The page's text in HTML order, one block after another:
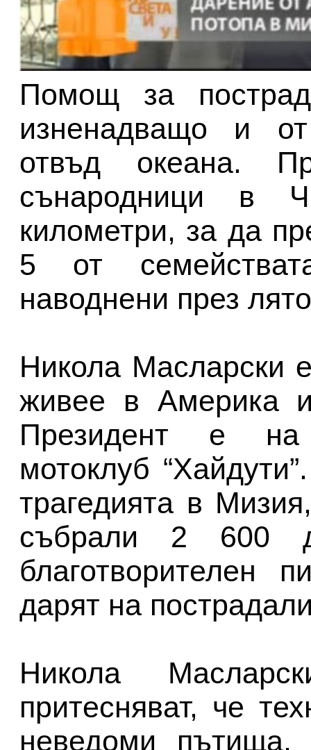
Помощ за
изненадващо и
отвъд океана.
сънародници в
километри, за да
5 от
наводнени през
Никола Масларски
живее в Америка
Президент е на
мотоклуб
трагедията в
събрали 2 600
благотворителен
дарят на
Никола
притесняват, че
неведоми